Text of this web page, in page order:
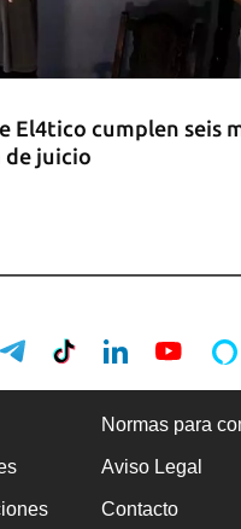
El4tico cumplen seis
de juicio
Normas para
Aviso Legal
Contacto